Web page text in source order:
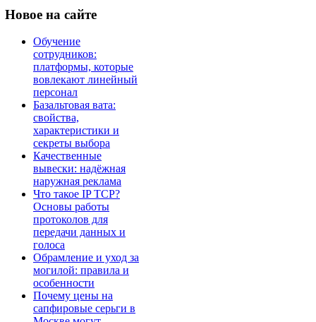
Новое на сайте
Обучение
сотрудников:
платформы, которые
вовлекают линейный
персонал
Базальтовая вата:
свойства,
характеристики и
секреты выбора
Качественные
вывески: надёжная
наружная реклама
Что такое IP TCP?
Основы работы
протоколов для
передачи данных и
голоса
Обрамление и уход за
могилой: правила и
особенности
Почему цены на
сапфировые серьги в